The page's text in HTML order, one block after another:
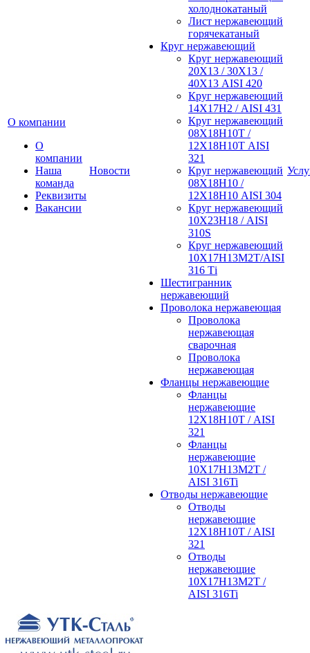
О компании
О
компании
Наша
команда
Реквизиты
Вакансии
Новости
холоднокатаный
Лист нержавеющий
горячекатаный
Круг нержавеющий
Круг нержавеющий
20Х13 / 30Х13 /
40Х13 AISI 420
Круг нержавеющий
14Х17Н2 / AISI 431
Круг нержавеющий
08Х18Н10Т /
12Х18Н10Т AISI
321
Круг нержавеющий
08Х18Н10 /
12Х18Н10 AISI 304
Круг нержавеющий
10Х23Н18 / AISI
310S
Круг нержавеющий
10Х17Н13М2Т/AISI
316 Тi
Шестигранник
нержавеющий
Проволока нержавеющая
Проволока
нержавеющая
сварочная
Проволока
нержавеющая
Фланцы нержавеющие
Фланцы
нержавеющие
12Х18Н10Т / AISI
321
Фланцы
нержавеющие
10Х17Н13М2Т /
AISI 316Ti
Отводы нержавеющие
Отводы
нержавеющие
12Х18Н10Т / AISI
321
Отводы
нержавеющие
10Х17Н13М2Т /
AISI 316Ti